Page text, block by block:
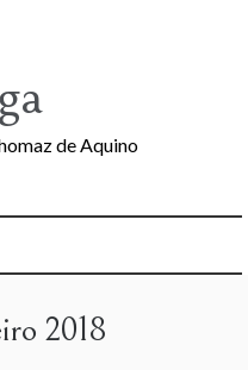
de Aquino
2018